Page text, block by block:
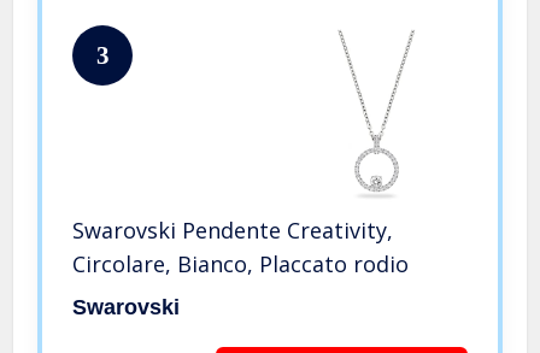
3
Swarovski Pendente Creativity,
Circolare, Bianco, Placcato rodio
Swarovski